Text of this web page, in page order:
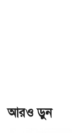
আরও ড়ুন